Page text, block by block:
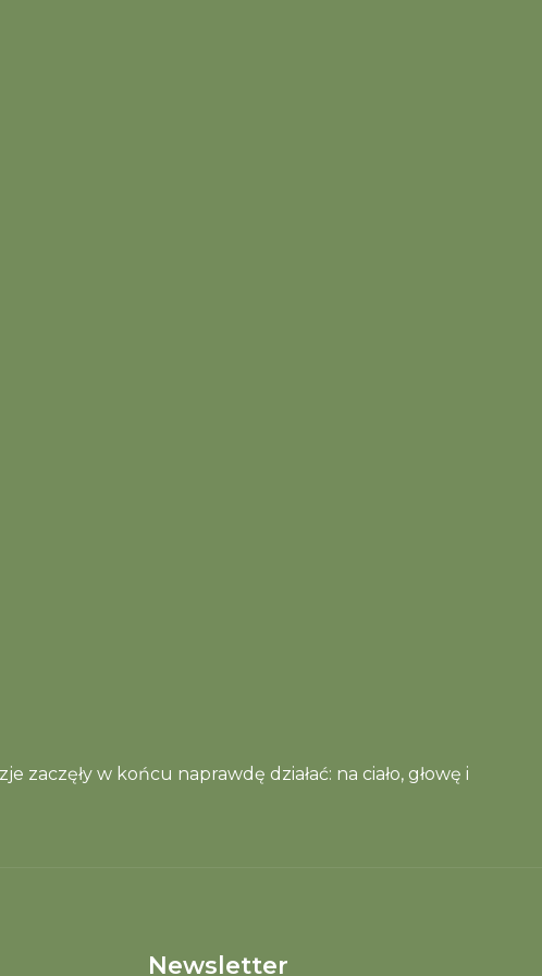
po tym czasie wrzuć na sitko, polej wodą (aby zeszło trochę
składniki i wymieszaj.
w końcu naprawdę działać: na ciało, głowę i
Newsletter